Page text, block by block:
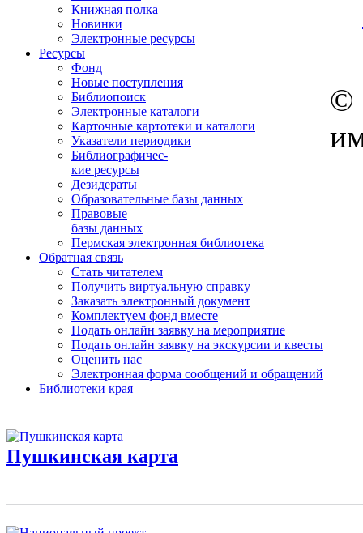
Книжная полка
Новинки
Электронные ресурсы
Ресурсы
Фонд
Новые поступления
Библиопоиск
Электронные каталоги
Карточные картотеки и каталоги
Указатели периодики
Библиографичес-
кие ресурсы
Дезидераты
Образовательные базы данных
Правовые
базы данных
Пермская электронная библиотека
Обратная связь
Стать читателем
Получить виртуальную справку
Заказать электронный документ
Комплектуем фонд вместе
Подать онлайн заявку на мероприятие
Подать онлайн заявку на экскурсии и квесты
Оценить нас
Электронная форма сообщений и обращений
Библиотеки края
Пушкинская карта
©